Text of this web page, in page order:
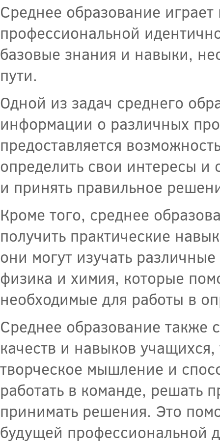
Среднее образование
профессиональной
базовые знания и навыки,
пути.
Одной из задач среднего
информации о различных
предоставляется
определить свои интересы и
и принять правильное
Кроме того, среднее
получить практические
они могут изучать
физика и химия, которые
необходимые для работы в
Среднее образование также
качеств и навыков
творческое мышление и
работать в команде, решать
принимать решения. Это
будущей профессиональной